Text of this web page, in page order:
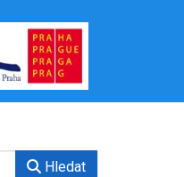
Hledat